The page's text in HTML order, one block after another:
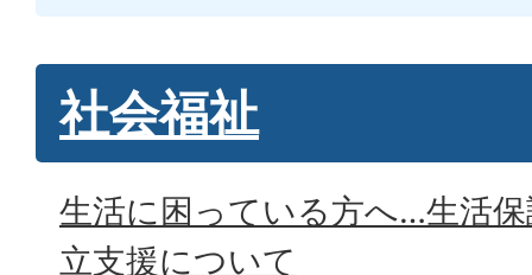
社会福祉
生活に困っている方へ…生活
立支援について